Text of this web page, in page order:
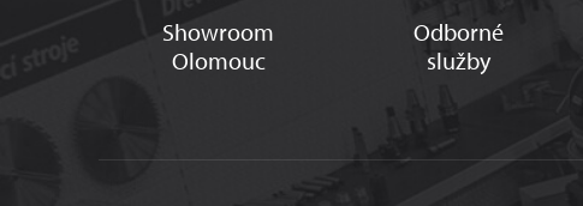
Showroom
Olomouc
Odborné
služby